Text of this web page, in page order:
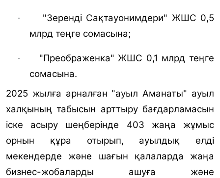
·
"Зеренді Сақтауонимдери" ЖШС 0,5
млрд теңге сомасына;
·
"Преображенка" ЖШС 0,1 млрд теңге
сомасына.
2025 жылға арналған "ауыл Аманаты" ауыл
халқының табысын арттыру бағдарламасын
іске асыру шеңберінде 403 жаңа жұмыс
орнын құра отырып, ауылдық елді
мекендерде және шағын қалаларда жаңа
бизнес-жобаларды ашуға және